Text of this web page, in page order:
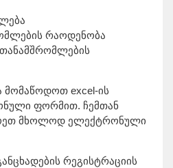
რაოდენობა
excel-ის
ფორმით. ჩემთან
მხოლოდ ელექტრონული
რეგისტრაციის